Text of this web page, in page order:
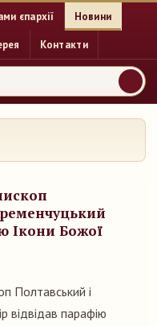
єпархії Новини
Контакти
Ікони Божої
Полтавський і
відвідав парафію